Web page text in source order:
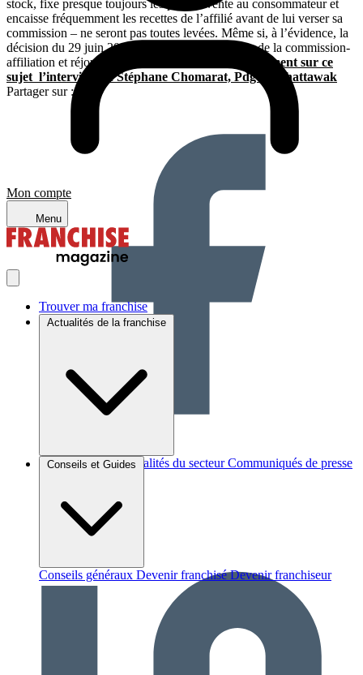
Mon compte
Menu
Trouver ma franchise
Actualités de la franchise
Brèves et actus Actualités du secteur Communiqués de presse
Conseils et Guides
Conseils généraux Devenir franchisé Devenir franchiseur
stock, fixe presque toujours les prix de vente au consommateur et
encaisse fréquemment les recettes de l’affilié avant de lui verser sa
commission – ne seront pas toutes levées. Même si, à l’évidence, la
décision du 29 juin 2010 fera date dans l’histoire de la commission-
affiliation et réjouira nombre de réseaux.
Lire également sur ce
sujet l’interview de Stéphane Chomarat, Pdg de Chattawak
Partager sur :